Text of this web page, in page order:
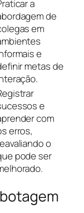
a
de
em
e
metas de
e
com
erros,
o
pode ser